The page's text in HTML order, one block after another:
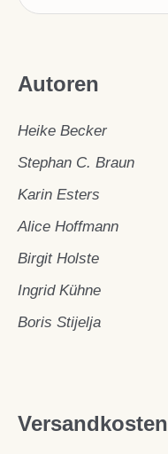
Autoren
Heike Becker
Stephan C. Braun
Karin Esters
Alice Hoffmann
Birgit Holste
Ingrid Kühne
Boris Stijelja
Versandkosten